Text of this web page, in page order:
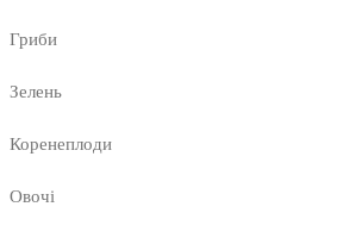
Гриби
Зелень
Коренеплоди
Овочі